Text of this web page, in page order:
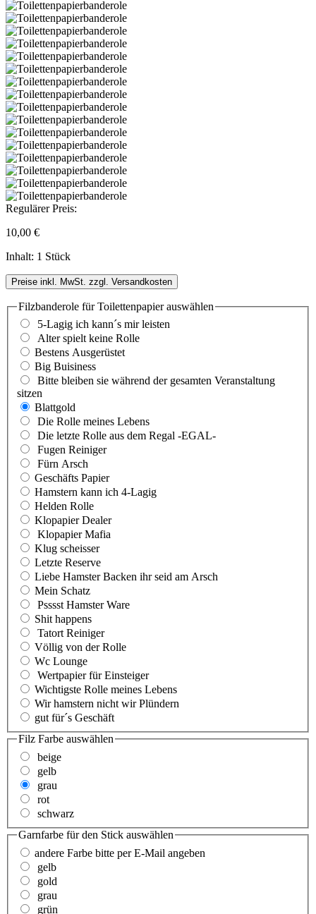
Regulärer Preis:
10,00 €
Inhalt: 1 Stück
Preise inkl. MwSt. zzgl. Versandkosten
Filzbanderole für Toilettenpapierauswählen
5-Lagig ich kann´s mir leisten
Alter spielt keine Rolle
Bestens Ausgerüstet
Big Buisiness
Bitte bleiben sie während der gesamten Veranstaltung
sitzen
Blattgold
Die Rolle meines Lebens
Die letzte Rolle aus dem Regal -EGAL-
Fugen Reiniger
Fürn Arsch
Geschäfts Papier
Hamstern kann ich 4-Lagig
Helden Rolle
Klopapier Dealer
Klopapier Mafia
Klug scheisser
Letzte Reserve
Liebe Hamster Backen ihr seid am Arsch
Mein Schatz
Psssst Hamster Ware
Shit happens
Tatort Reiniger
Völlig von der Rolle
Wc Lounge
Wertpapier für Einsteiger
Wichtigste Rolle meines Lebens
Wir hamstern nicht wir Plündern
gut für´s Geschäft
Filz Farbe auswählen
beige
gelb
grau
rot
schwarz
Garnfarbe für den Stick auswählen
andere Farbe bitte per E-Mail angeben
gelb
gold
grau
grün